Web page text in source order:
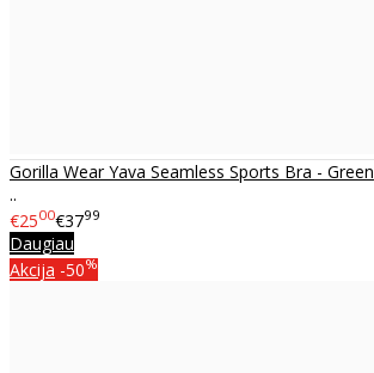
Gorilla Wear Yava Seamless Sports Bra - Green
..
€2500€3799
Daugiau
Akcija -50%